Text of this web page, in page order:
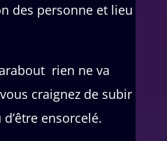
des personne et lieu
rien ne va
craignez de subir
ensorcelé.